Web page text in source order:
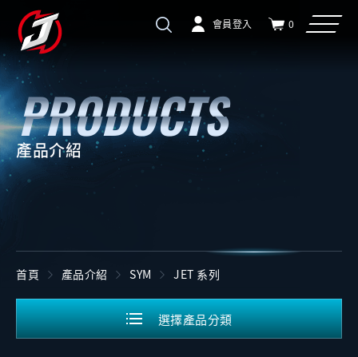
會員登入 0
產品介紹
首頁 產品介紹 SYM JET 系列
選擇產品分類